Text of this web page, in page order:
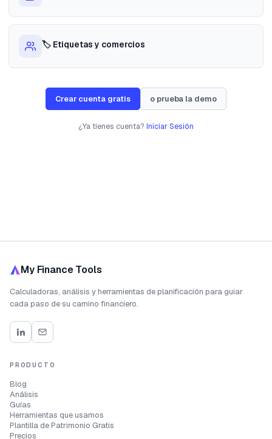
🏷️ Etiquetas y comercios
Crear cuenta gratis o prueba la demo
¿Ya tienes cuenta? Iniciar Sesión
My Finance Tools
Calculadoras, análisis y herramientas de planificación para guiar
cada paso de su camino financiero.
PRODUCTO
Blog
Análisis
Guías
Herramientas que usamos
Plantilla de Patrimonio Gratis
Precios